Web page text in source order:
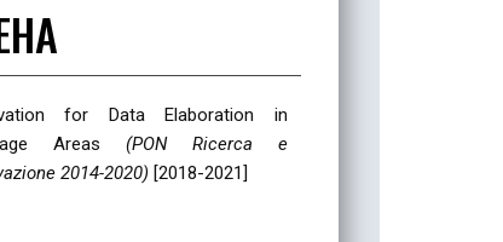
for Data Elaboration in
Areas (PON Ricerca e
2014-2020) [2018-2021]